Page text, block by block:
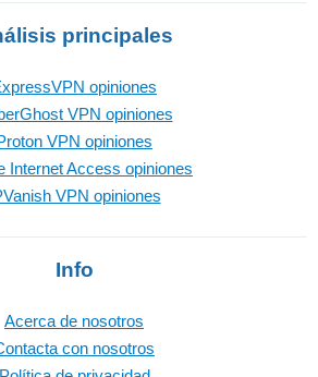
principales
opiniones
VPN opiniones
VPN opiniones
Internet Access opiniones
VPN opiniones
Info
Acerca de nosotros
con nosotros